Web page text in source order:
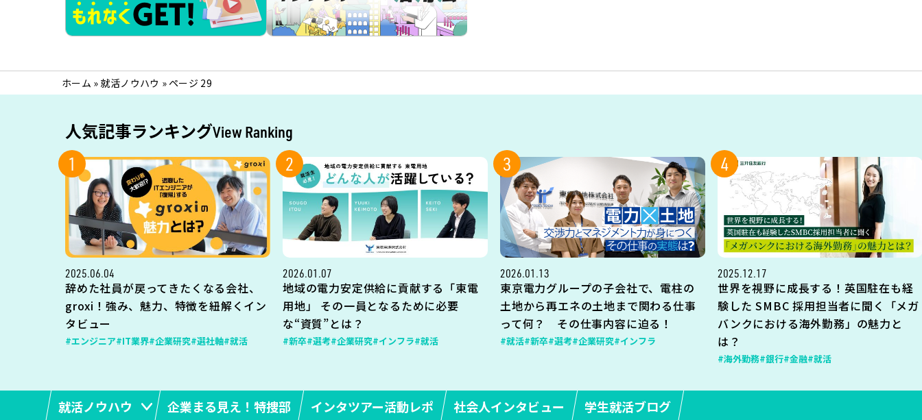
ホーム » 就活ノウハウ » ページ 29
人気記事ランキングView Ranking
1
2025.06.04
辞めた社員が戻ってきたくなる会社、
groxi！強み、魅力、特徴を紐解くイン
タビュー
#エンジニア#IT業界#企業研究#選社軸#就活
2
2026.01.07
地域の電力安定供給に貢献する「東電
用地」 その一員となるために必要
な“資質”とは？
#新卒#選考#企業研究#インフラ#就活
3
2026.01.13
東京電力グループの子会社で、電柱の
土地から再エネの土地まで関わる仕事
って何？ その仕事内容に迫る！
#就活#新卒#選考#企業研究#インフラ
4
2025.12.17
世界を視野に成長する！英国駐在も経
験した SMBC 採用担当者に聞く「メガ
バンクにおける海外勤務」の魅力と
は？
#海外勤務#銀行#金融#就活
就活ノウハウ 企業まる見え！特捜部 インタツアー活動レポ 社会人インタビュー 学生就活ブログ